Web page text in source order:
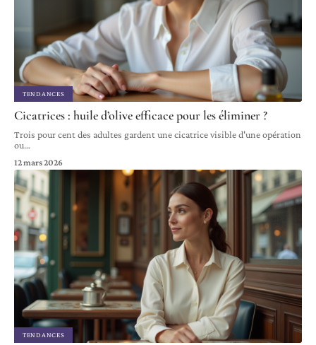
TENDANCES
Cicatrices : huile d’olive efficace pour les éliminer ?
Trois pour cent des adultes gardent une cicatrice visible d'une opération
ou…
12 mars 2026
TENDANCES